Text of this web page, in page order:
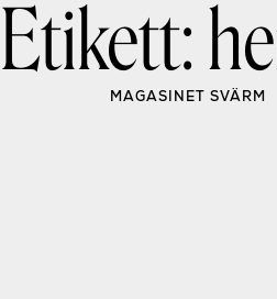
to
MAGASINET SVÄRM
Etikett: